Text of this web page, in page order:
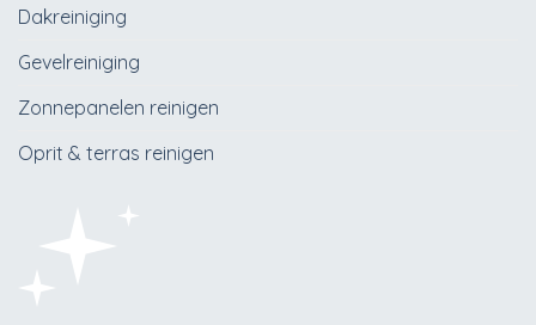
Dakreiniging
Gevelreiniging
Zonnepanelen reinigen
Oprit & terras reinigen